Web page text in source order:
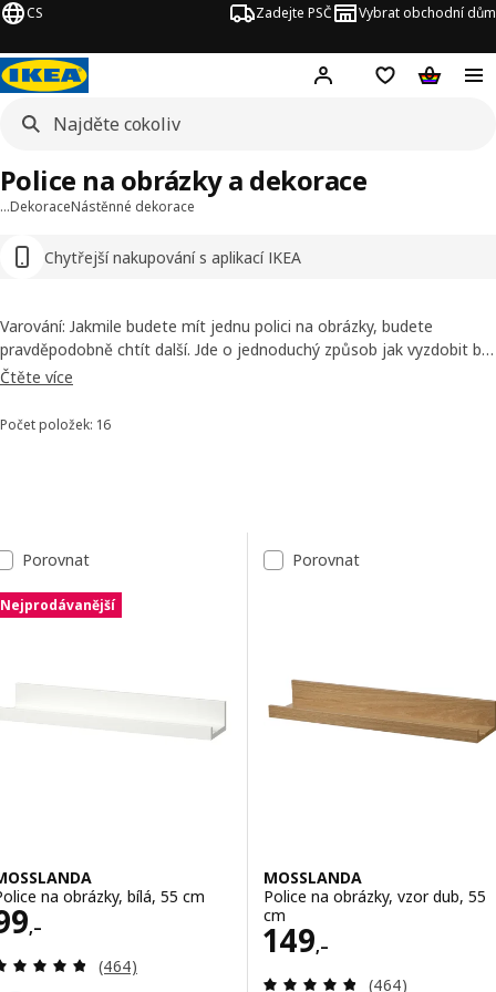
CS Zadejte PSČ Vybrat obchodní dům
Hej! Přihlášení
NákupníNákupní
…DekoraceNástěnné dekorace
Chytřejší nakupování s aplikací IKEA
Police na obrázky a dekorace
Varování: Jakmile budete mít jednu polici na obrázky, budete
pravděpodobně chtít další. Jde o jednoduchý způsob jak vyzdobit byt
a vytvořit výstavku, aniž byste museli vrtat hodně děr. Tato police
čím se právě chcete pochlubit. Výstavku můžete i obměňovat a
Čtěte více
Seřadit a filtrovat
Počet položek: 16
Seznam výsledků
Porovnat
Nejprodávanější
na obrázky, bílá, 55 cm
,– 99,–
Recenze: 4.8 z 5 hvězdy. Celkem recenzí:
(464)
Porovnat
MOSSLANDA
Police na obrázky, vzor dub, 55
cm
149,–
Cena 149,–
Recenze: 4.8 z
(464)